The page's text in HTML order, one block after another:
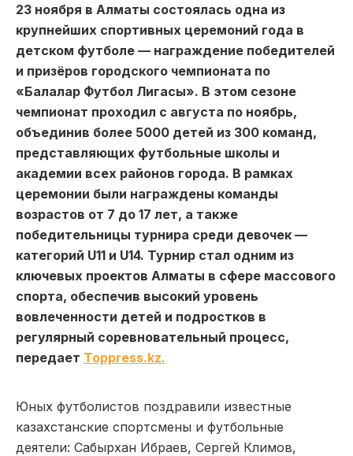
23 ноября в Алматы состоялась одна из
крупнейших спортивных церемоний года в
детском футболе — награждение победителей
и призёров городского чемпионата по
«Балалар Футбол Лигасы». В этом сезоне
чемпионат проходил с августа по ноябрь,
объединив более 5000 детей из 300 команд,
представляющих футбольные школы и
академии всех районов города. В рамках
церемонии были награждены команды
возрастов от 7 до 17 лет, а также
победительницы турнира среди девочек —
категорий U11 и U14. Турнир стал одним из
ключевых проектов Алматы в сфере массового
спорта, обеспечив высокий уровень
вовлеченности детей и подростков в
регулярный соревновательный процесс,
передает Toppress.kz.
Юных футболистов поздравили известные
казахстанские спортсмены и футбольные
деятели: Сабырхан Ибраев, Сергей Климов,